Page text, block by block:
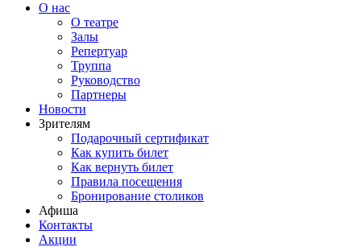
О нас
О театре
Залы
Репертуар
Труппа
Руководство
Партнеры
Новости
Зрителям
Подарочный сертификат
Как купить билет
Как вернуть билет
Правила посещения
Бронирование столиков
Афиша
Контакты
Акции